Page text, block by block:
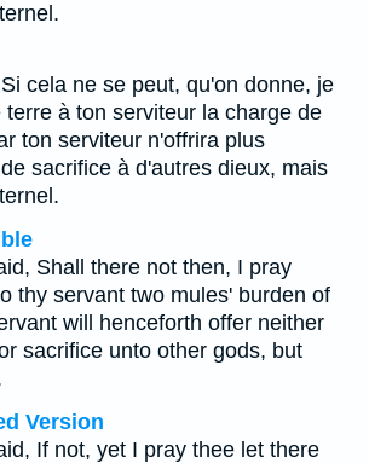
cela ne se peut, qu'on donne, je
à ton serviteur la charge de
ton serviteur n'offrira plus
sacrifice à d'autres dieux, mais
Shall there not then, I pray
thy servant two mules' burden of
will henceforth offer neither
sacrifice unto other gods, but
Version
If not, yet I pray thee let there